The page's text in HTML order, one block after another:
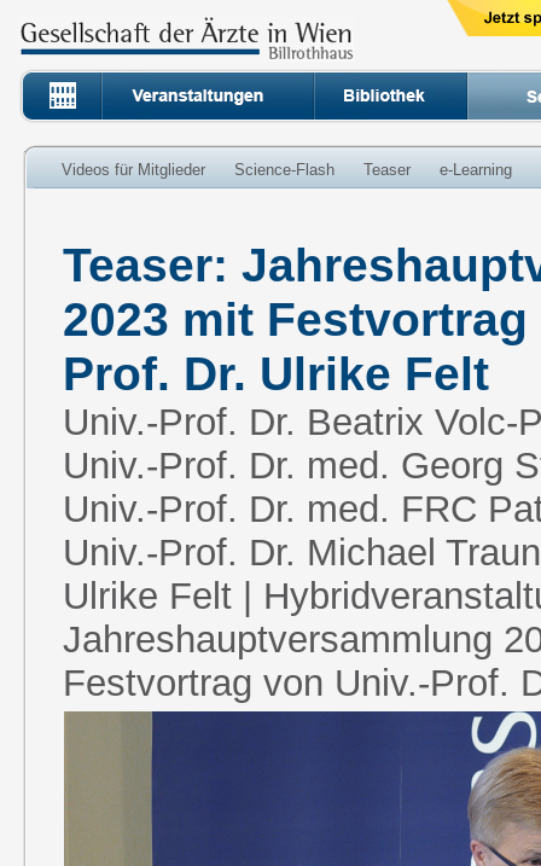
Videos für Mitglieder Science-Flash Teaser e-Learning
Teaser:
2023 mit
Prof. Dr. Ulrike Felt
Univ.-Prof. Dr. Beatrix Volc-
Univ.-Prof. Dr. med. Georg
Univ.-Prof. Dr. med. FRC
Univ.-Prof. Dr. Michael
Ulrike Felt |
Jahreshauptversammlung
Festvortrag von Univ.-Prof.